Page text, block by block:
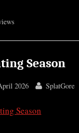
Season
2026 By
SplatGore